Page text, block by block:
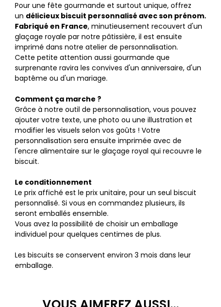
Pour une fête gourmande et surtout unique, offrez
un délicieux biscuit personnalisé avec son prénom.
Fabriqué en France, minutieusement recouvert d'un
glaçage royale par notre pâtissière, il est ensuite
imprimé dans notre atelier de personnalisation.
Cette petite attention aussi gourmande que
surprenante ravira les convives d'un anniversaire, d'un
baptême ou d'un mariage.
Comment ça marche ?
Grâce à notre outil de personnalisation, vous pouvez
ajouter votre texte, une photo ou une illustration et
modifier les visuels selon vos goûts ! Votre
personnalisation sera ensuite imprimée avec de
l'encre alimentaire sur le glaçage royal qui recouvre le
biscuit.
Le conditionnement
Le prix affiché est le prix unitaire, pour un seul biscuit
personnalisé. Si vous en commandez plusieurs, ils
seront emballés ensemble.
Vous avez la possibilité de choisir un emballage
individuel pour quelques centimes de plus.
Les biscuits se conservent environ 3 mois dans leur
emballage.